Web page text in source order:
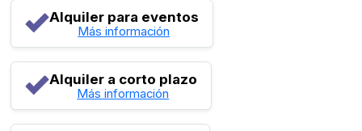
Alquiler para eventos
Más información
Alquiler a corto plazo
Más información